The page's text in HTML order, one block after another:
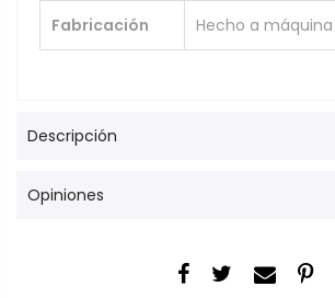
Fabricación Hecho a máquina
Descripción
Opiniones